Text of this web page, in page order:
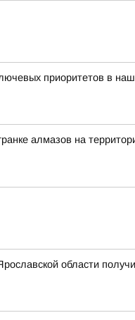
приоритетов в
алмазов на
области